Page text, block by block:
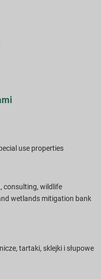
use properties
consulting, wildlife
wetlands mitigation bank
tartaki, sklejki i słupowe